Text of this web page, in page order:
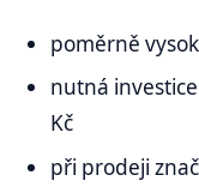
poměrně
nutná
Kč
při prodeji